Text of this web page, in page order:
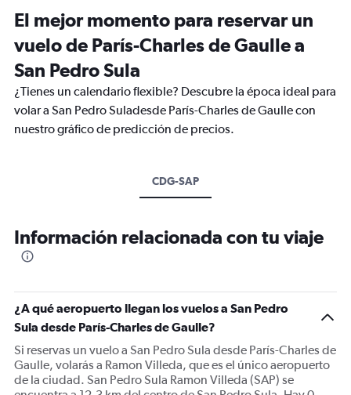
El mejor momento para reservar un
vuelo de París-Charles de Gaulle a
San Pedro Sula
¿Tienes un calendario flexible? Descubre la época ideal para
volar a San Pedro Suladesde París-Charles de Gaulle con
nuestro gráfico de predicción de precios.
CDG-SAP
Información relacionada con tu viaje
¿A qué aeropuerto llegan los vuelos a San Pedro
Sula desde París-Charles de Gaulle?
Si reservas un vuelo a San Pedro Sula desde París-Charles de
Gaulle, volarás a Ramon Villeda, que es el único aeropuerto
de la ciudad. San Pedro Sula Ramon Villeda (SAP) se